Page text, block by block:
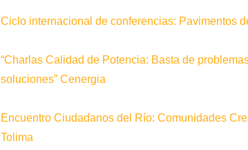
Ciclo internacional de conferencias: Pavimentos
“Charlas Calidad de Potencia: Basta de
soluciones” Cenergia
Encuentro Ciudadanos del Río: Comunidades
Tolima